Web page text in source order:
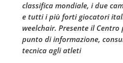
classifica mondiale, i due
e tutti i più forti giocatori
weelchair. Presente il Centro
punto di informazione,
tecnica agli atleti